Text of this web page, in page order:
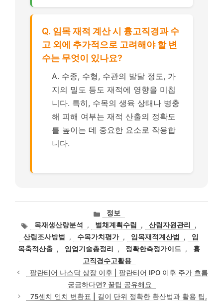
Q. 임목 재적 계산 시 흉고직경과 수
고 외에 추가적으로 고려해야 할 변
수는 무엇이 있나요?
A. 수종, 수형, 수관의 발달 정도, 가
지의 밀도 등도 재적에 영향을 미칩
니다. 특히, 수목의 생육 상태나 병충
해 피해 여부는 재적 산출의 정확도
를 높이는 데 중요한 요소로 작용합
니다.
카
테
고
리
정보
태
그
목재생산량분석 , 벌채계획수립 , 산림자원관리
,
산림조사방법
, 수목가치평가 , 임목재적계산법 ,
임
목축적산출 , 임업기술총정리 , 정확한측정가이드 ,
흉
고직경수고활용
팔란티어 나스닥 상장 이후 | 팔란티어 IPO 이후 주가 흐름
궁금하다면? 꿀팁 공유해요
75센치 인치 변환표 | 길이 단위 정확한 환산법과 활용 팁,